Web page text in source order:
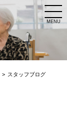
MENU
スタッフブログ